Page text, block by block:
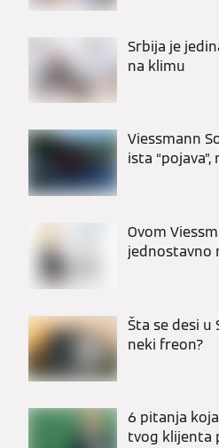
Srbija je
na klimu
Viessmann
ista
Ovom
jednostavno
Šta se desi u
neki freon?
6 pitanja
tvog klijenta